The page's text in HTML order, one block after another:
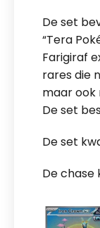
De set
“Tera
Farigiraf
rares die
maar ook
De set
De set
De chase